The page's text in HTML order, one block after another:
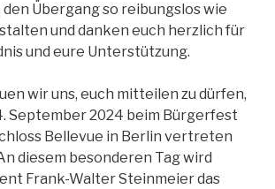
Übergang so reibungslos wie
und danken euch herzlich für
und eure Unterstützung.
wir uns, euch mitteilen zu dürfen,
September 2024 beim Bürgerfest
Bellevue in Berlin vertreten
diesem besonderen Tag wird
Frank-Walter Steinmeier das